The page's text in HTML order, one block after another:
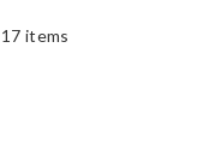
17 items